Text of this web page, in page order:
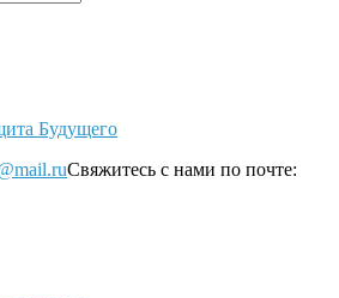
Будущего
Свяжитесь с нами по почте: